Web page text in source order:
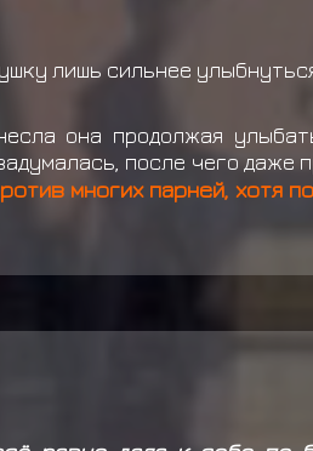
лишь сильнее
она продолжая
после чего даже
многих парней, хотя